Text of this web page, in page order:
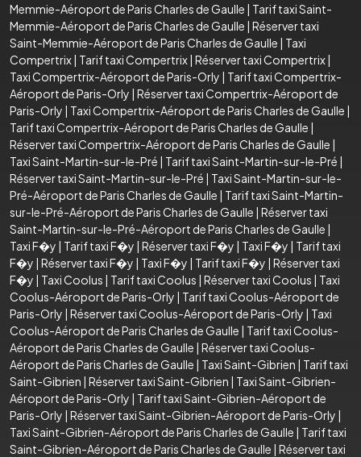
Memmie-Aéroport de Paris Charles de Gaulle | Tarif taxi Saint-
Memmie-Aéroport de Paris Charles de Gaulle | Réserver taxi
Saint-Memmie-Aéroport de Paris Charles de Gaulle | Taxi
Compertrix| Tarif taxi Compertrix| Réserver taxi Compertrix|
Taxi Compertrix-Aéroport de Paris-Orly | Tarif taxi Compertrix-
Aéroport de Paris-Orly | Réserver taxi Compertrix-Aéroport de
Paris-Orly | Taxi Compertrix-Aéroport de Paris Charles de Gaulle |
Tarif taxi Compertrix-Aéroport de Paris Charles de Gaulle |
Réserver taxi Compertrix-Aéroport de Paris Charles de Gaulle |
Taxi Saint-Martin-sur-le-Pré | Tarif taxi Saint-Martin-sur-le-Pré |
Réserver taxi Saint-Martin-sur-le-Pré | Taxi Saint-Martin-sur-le-
Pré-Aéroport de Paris Charles de Gaulle | Tarif taxi Saint-Martin-
sur-le-Pré-Aéroport de Paris Charles de Gaulle | Réserver taxi
Saint-Martin-sur-le-Pré-Aéroport de Paris Charles de Gaulle |
Taxi F�y | Tarif taxi F�y | Réserver taxi F�y | Taxi F�y | Tarif taxi
F�y | Réserver taxi F�y | Taxi F�y | Tarif taxi F�y | Réserver taxi
F�y | Taxi Coolus | Tarif taxi Coolus | Réserver taxi Coolus | Taxi
Coolus-Aéroport de Paris-Orly | Tarif taxi Coolus-Aéroport de
Paris-Orly | Réserver taxi Coolus-Aéroport de Paris-Orly | Taxi
Coolus-Aéroport de Paris Charles de Gaulle | Tarif taxi Coolus-
Aéroport de Paris Charles de Gaulle | Réserver taxi Coolus-
Aéroport de Paris Charles de Gaulle | Taxi Saint-Gibrien | Tarif taxi
Saint-Gibrien | Réserver taxi Saint-Gibrien | Taxi Saint-Gibrien-
Aéroport de Paris-Orly | Tarif taxi Saint-Gibrien-Aéroport de
Paris-Orly | Réserver taxi Saint-Gibrien-Aéroport de Paris-Orly |
Taxi Saint-Gibrien-Aéroport de Paris Charles de Gaulle | Tarif taxi
Saint-Gibrien-Aéroport de Paris Charles de Gaulle | Réserver taxi